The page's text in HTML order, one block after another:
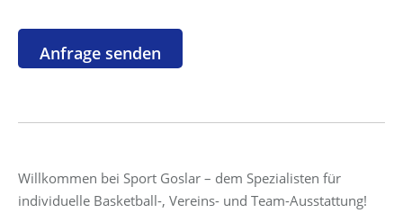
Willkommen bei Sport Goslar – dem Spezialisten für
individuelle Basketball-, Vereins- und Team-Ausstattung!